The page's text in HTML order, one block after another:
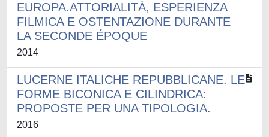
EUROPA.ATTORIALITÀ, ESPERIENZA
FILMICA E OSTENTAZIONE DURANTE
LA SECONDE ÉPOQUE
2014
LUCERNE ITALICHE REPUBBLICANE. LE
FORME BICONICA E CILINDRICA:
PROPOSTE PER UNA TIPOLOGIA.
2016